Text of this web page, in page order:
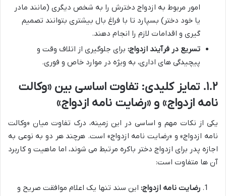
امور مربوط به ازدواج دخترش را به شخص دیگری (مانند مادر
یا خود دختر) بسپارد تا با فراغ بال بیشتری بتوانند تصمیم
گیری و اقدامات لازم را انجام دهند.
تسریع در فرآیند ازدواج: برای جلوگیری از اتلاف وقت و
پیچیدگی های اداری، به ویژه در موارد خاص و فوری.
۱.۲. تمایز کلیدی: تفاوت اساسی بین «وکالت
نامه ازدواج» و «رضایت نامه ازدواج»
یکی از نکات مهم و اساسی در این زمینه، درک تفاوت میان «وکالت
نامه ازدواج» و «رضایت نامه ازدواج» است. هرچند هر دو به نوعی به
اجازه پدر برای ازدواج دختر باکره مرتبط می شوند، اما ماهیت و کاربرد
آن ها متفاوت است:
رضایت نامه ازدواج: این سند تنها یک اعلام موافقت صریح و